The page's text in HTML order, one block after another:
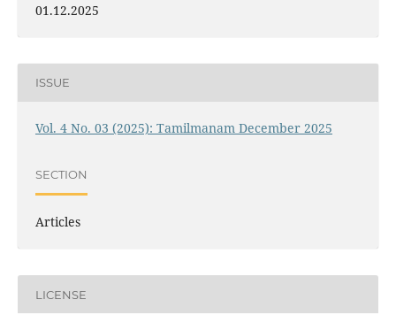
01.12.2025
ISSUE
Vol. 4 No. 03 (2025): Tamilmanam December 2025
SECTION
Articles
LICENSE